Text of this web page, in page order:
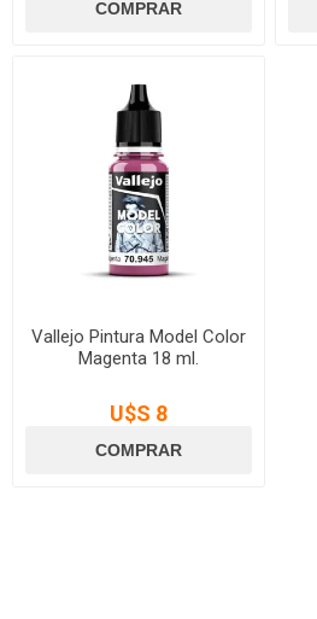
Vallejo Pintura Model Color
Magenta 18 ml.
U$S 8